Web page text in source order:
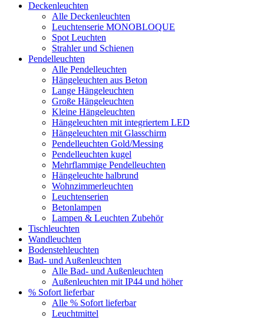
Deckenleuchten
Alle Deckenleuchten
Leuchtenserie MONOBLOQUE
Spot Leuchten
Strahler und Schienen
Pendelleuchten
Alle Pendelleuchten
Hängeleuchten aus Beton
Lange Hängeleuchten
Große Hängeleuchten
Kleine Hängeleuchten
Hängeleuchten mit integriertem LED
Hängeleuchten mit Glasschirm
Pendelleuchten Gold/Messing
Pendelleuchten kugel
Mehrflammige Pendelleuchten
Hängeleuchte halbrund
Wohnzimmerleuchten
Leuchtenserien
Betonlampen
Lampen & Leuchten Zubehör
Tischleuchten
Wandleuchten
Bodenstehleuchten
Bad- und Außenleuchten
Alle Bad- und Außenleuchten
Außenleuchten mit IP44 und höher
% Sofort lieferbar
Alle % Sofort lieferbar
Leuchtmittel